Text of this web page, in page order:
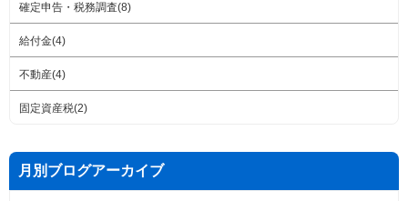
確定申告・税務調査(8)
給付金(4)
不動産(4)
固定資産税(2)
月別ブログアーカイブ